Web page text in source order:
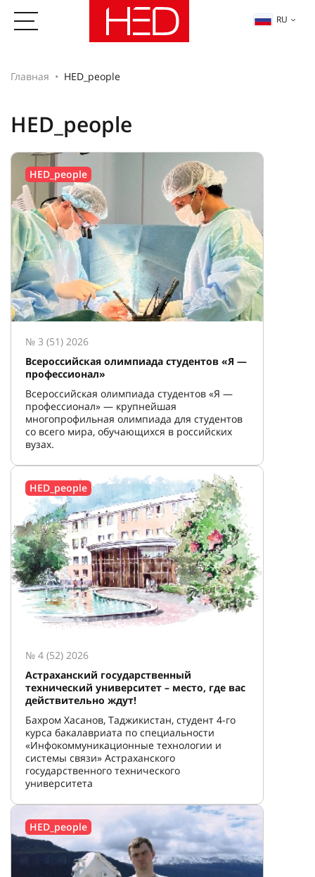
RU
Главная HED_people
HED_people
HED_people
№ 3 (51) 2026
Всероссийская олимпиада студентов «Я —
профессионал»
Всероссийская олимпиада студентов «Я —
профессионал» — крупнейшая
многопрофильная олимпиада для студентов
со всего мира, обучающихся в российских
вузах.
HED_people
№ 4 (52) 2026
Астраханский государственный
технический университет – место, где вас
действительно ждут!
Бахром Хасанов, Таджикистан, студент 4-го
курса бакалавриата по специальности
«Инфокоммуникационные технологии и
системы связи» Астраханского
государственного технического
университета
HED_people